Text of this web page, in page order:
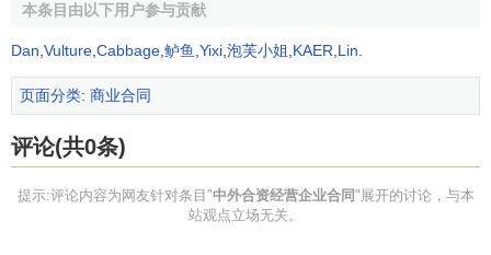
《中华人民共和国公司法》
下简称乙方）本着平等互利的原则，通过友好协商，同意在
业 公司（以下简称合营公司），特制订
本条目由以下用户参与贡献
Dan Vulture Cabbage 鲈鱼 Yixi 泡芙小姐 KAER Lin
页面分类: 商业合同
评论(共0条)
提示:评论内容为网友针对条目"中外合资经营企业合同"展开的讨论，与本
站观点立场无关。